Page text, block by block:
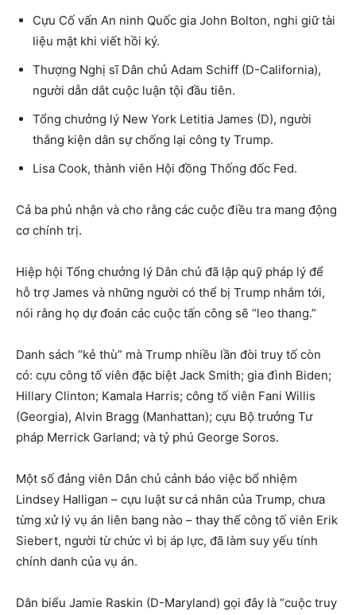
Cựu Cố vấn An ninh Quốc gia John Bolton, nghi giữ tài
liệu mật khi viết hồi ký.
Thượng Nghị sĩ Dân chủ Adam Schiff (D-California),
người dẫn dắt cuộc luận tội đầu tiên.
Tổng chưởng lý New York Letitia James (D), người
thắng kiện dân sự chống lại công ty Trump.
Lisa Cook, thành viên Hội đồng Thống đốc Fed.
Cả ba phủ nhận và cho rằng các cuộc điều tra mang động
cơ chính trị.
Hiệp hội Tổng chưởng lý Dân chủ đã lập quỹ pháp lý để
hỗ trợ James và những người có thể bị Trump nhắm tới,
nói rằng họ dự đoán các cuộc tấn công sẽ “leo thang.”
Danh sách “kẻ thù” mà Trump nhiều lần đòi truy tố còn
có: cựu công tố viên đặc biệt Jack Smith; gia đình Biden;
Hillary Clinton; Kamala Harris; công tố viên Fani Willis
(Georgia), Alvin Bragg (Manhattan); cựu Bộ trưởng Tư
pháp Merrick Garland; và tỷ phú George Soros.
Một số đảng viên Dân chủ cảnh báo việc bổ nhiệm
Lindsey Halligan – cựu luật sư cá nhân của Trump, chưa
từng xử lý vụ án liên bang nào – thay thế công tố viên Erik
Siebert, người từ chức vì bị áp lực, đã làm suy yếu tính
chính danh của vụ án.
Dân biểu Jamie Raskin (D-Maryland) gọi đây là “cuộc truy